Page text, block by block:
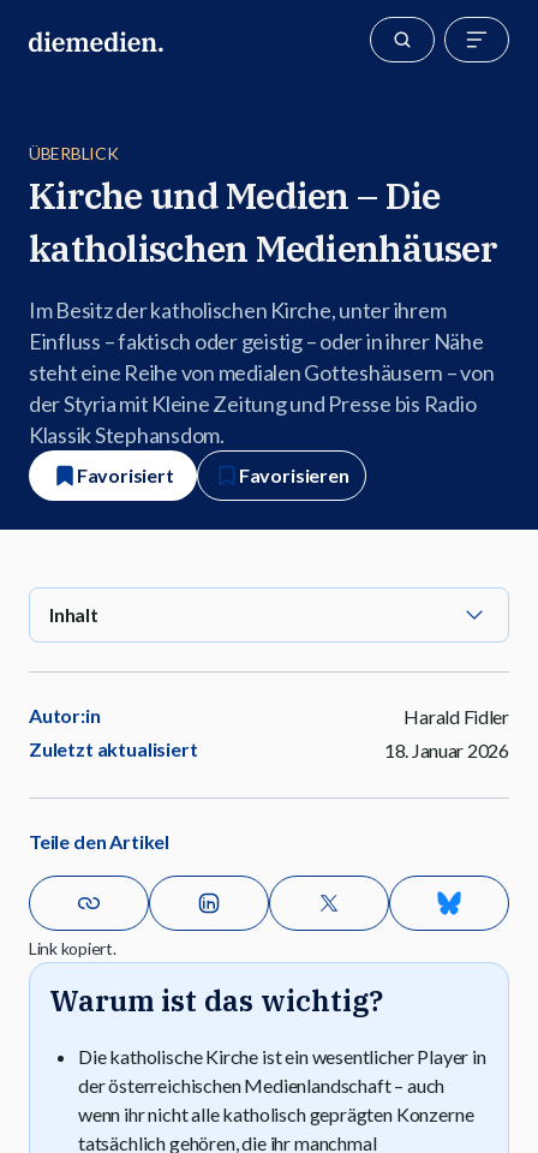
ÜBERBLICK
Kirche und Medien – Die
katholischen Medienhäuser
Im Besitz der katholischen Kirche, unter ihrem
Einfluss – faktisch oder geistig – oder in ihrer Nähe
steht eine Reihe von medialen Gotteshäusern – von
der Styria mit Kleine Zeitung und Presse bis Radio
Klassik Stephansdom.
Favorisiert Favorisieren
Inhalt
Autor:in
Harald Fidler
Zuletzt aktualisiert
18. Januar 2026
Teile den Artikel
Link kopiert.
Warum ist das wichtig?
Die katholische Kirche ist ein wesentlicher Player in
der österreichischen Medienlandschaft – auch
wenn ihr nicht alle katholisch geprägten Konzerne
tatsächlich gehören, die ihr manchmal